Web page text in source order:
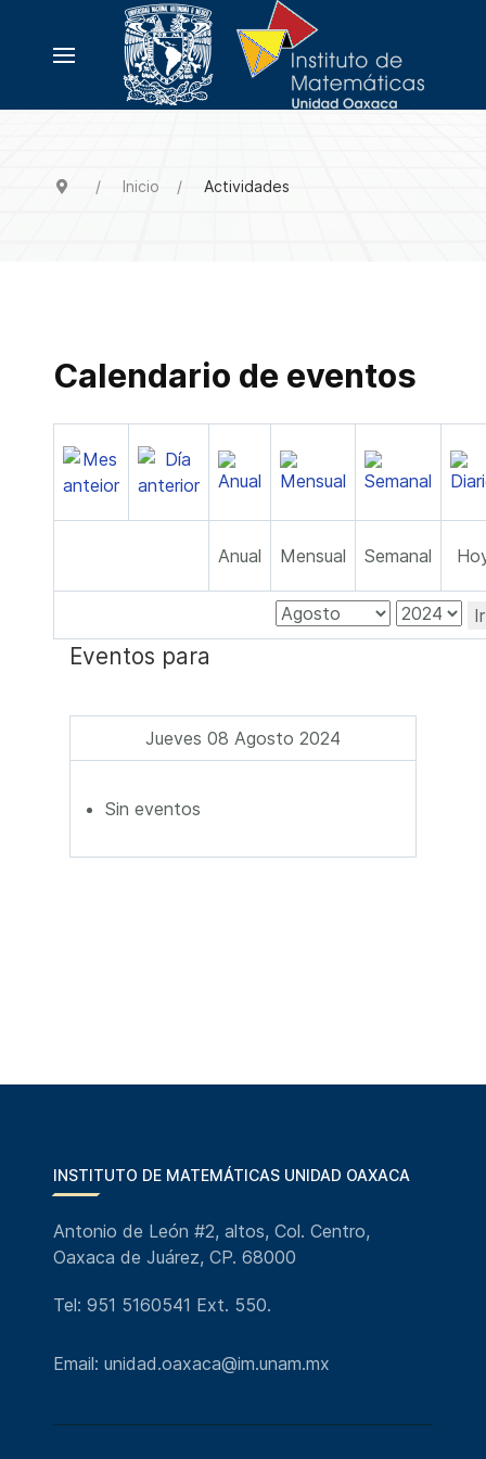
Inicio Actividades
Calendario de eventos
Anual Mensual Semanal
Eventos para
Jueves 08 Agosto 2024
Sin eventos
INSTITUTO DE MATEMÁTICAS UNIDAD OAXACA
Antonio de León #2, altos, Col. Centro,
Oaxaca de Juárez, CP. 68000
Tel: 951 5160541 Ext. 550.
Email: unidad.oaxaca@im.unam.mx